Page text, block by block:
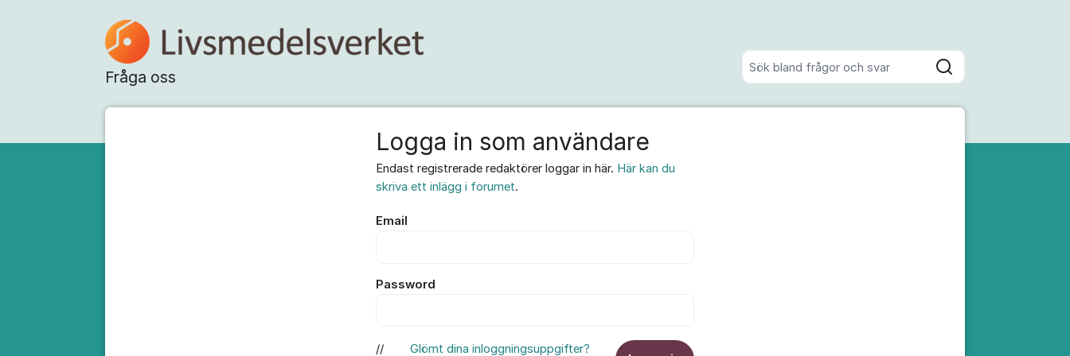
Fråga oss
Sök bland alla inlägg
Sök
Logga in som användare
Endast registrerade redaktörer loggar in här. Här kan du
skriva ett inlägg i forumet.
Email
Password
Glömt dina inloggningsuppgifter?
//